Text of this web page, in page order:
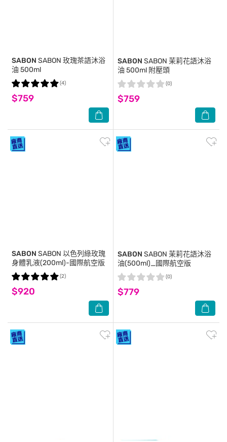
SABON SABON 玫瑰茶語沐浴
油 500ml
$759
(4)
SABON SABON 茉莉花語沐浴
油 500ml 附壓頭
$759
(0)
SABON SABON 以色列綠玫瑰
身體乳液(200ml)-國際航空版
$920
(2)
SABON SABON 茉莉花語沐浴
油(500ml)_國際航空版
$779
(0)